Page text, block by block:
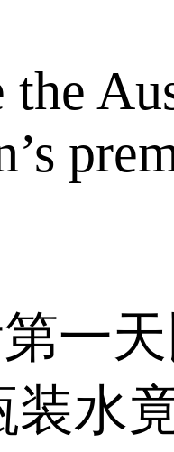
第一
水